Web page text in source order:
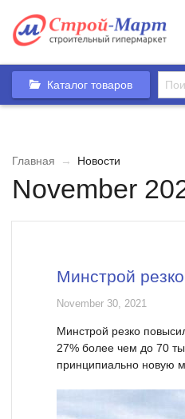
Каталог товаров
Главная → Новости
November
Минстрой
November 30, 2021
Минстрой резко
27% более чем до 70
принципиально новую